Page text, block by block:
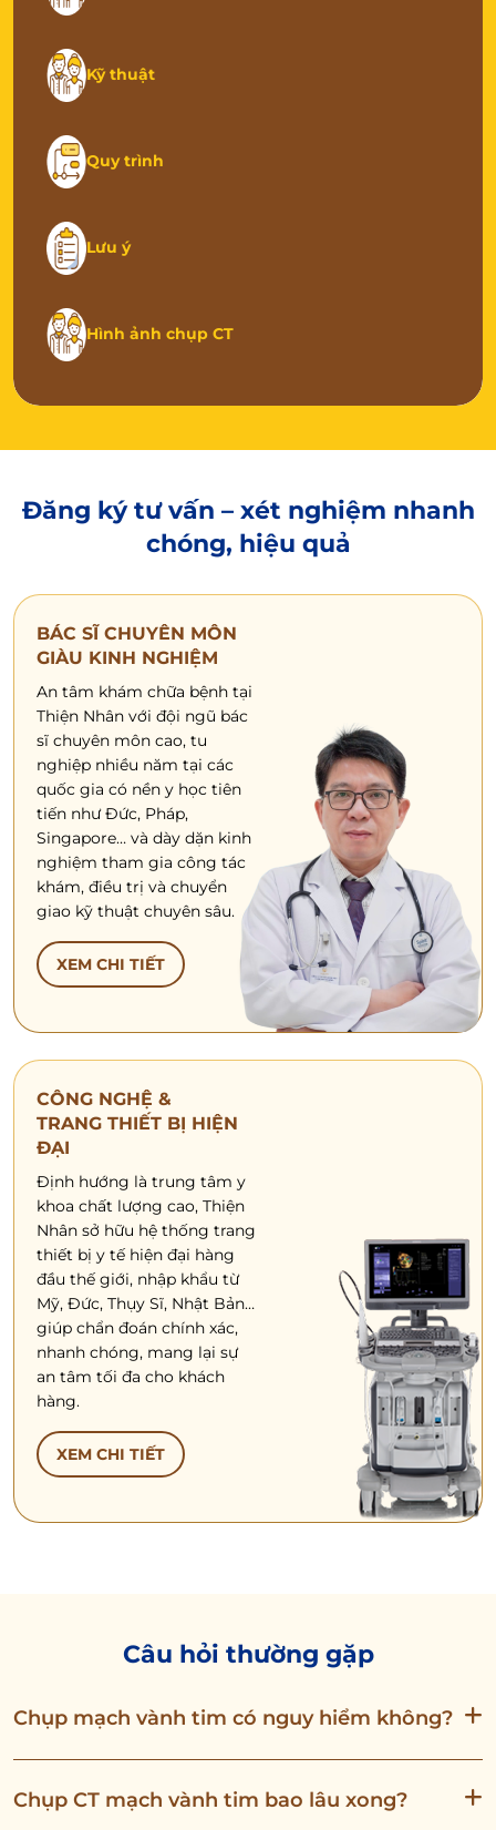
Kỹ thuật
Quy trình
Lưu ý
Hình ảnh chụp CT
Đăng ký tư vấn – xét nghiệm nhanh
chóng, hiệu quả
BÁC SĨ CHUYÊN MÔN
GIÀU KINH NGHIỆM
An tâm khám chữa bệnh tại
Thiện Nhân với đội ngũ bác
sĩ chuyên môn cao, tu
nghiệp nhiều năm tại các
quốc gia có nền y học tiên
tiến như Đức, Pháp,
Singapore… và dày dặn kinh
nghiệm tham gia công tác
khám, điều trị và chuyển
giao kỹ thuật chuyên sâu.
XEM CHI TIẾT
CÔNG NGHỆ &
TRANG THIẾT BỊ HIỆN
ĐẠI
Định hướng là trung tâm y
khoa chất lượng cao, Thiện
Nhân sở hữu hệ thống trang
thiết bị y tế hiện đại hàng
đầu thế giới, nhập khẩu từ
Mỹ, Đức, Thụy Sĩ, Nhật Bản…
giúp chẩn đoán chính xác,
nhanh chóng, mang lại sự
an tâm tối đa cho khách
hàng.
XEM CHI TIẾT
Câu hỏi thường gặp
Chụp mạch vành tim có nguy hiểm không?
Chụp CT mạch vành tim bao lâu xong?